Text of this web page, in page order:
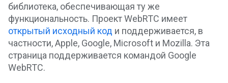
библиотека, обеспечивающая ту же
функциональность. Проект WebRTC имеет
открытый исходный код и поддерживается, в
частности, Apple, Google, Microsoft и Mozilla. Эта
страница поддерживается командой Google
WebRTC.